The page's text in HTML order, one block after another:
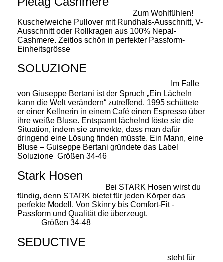
Zum Wohlfühlen!
Kuschelweiche Pullover mit Rundhals-Ausschnitt, V-
Ausschnitt oder Rollkragen aus 100% Nepal-
Cashmere. Zeitlos schön in perfekter Passform-
Einheitsgrösse
SOLUZIONE
Im Falle
von Giuseppe Bertani ist der Spruch „Ein Lächeln
kann die Welt verändern“ zutreffend. 1995 schüttete
er einer Kellnerin in einem Café einen Espresso über
ihre weiße Bluse. Entspannt lächelnd löste sie die
Situation, indem sie anmerkte, dass man dafür
dringend eine Lösung finden müsste. Ein Mann, eine
Bluse – Guiseppe Bertani gründete das Label
Soluzione Größen 34-46
Stark Hosen
Bei STARK Hosen wirst du
fündig, denn STARK bietet für jeden Körper das
perfekte Modell. Von Skinny bis Comfort-Fit -
Passform und Qualität die überzeugt.
Größen 34-48
SEDUCTIVE
steht für